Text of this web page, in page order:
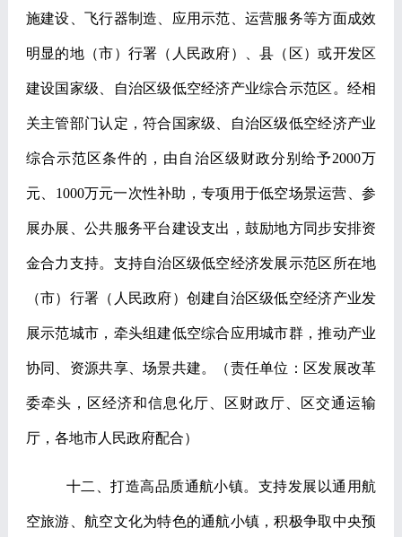
施建设、飞行器制造、应用示范、运营服务等方面成效
明显的地（市）行署（人民政府）、县（区）或开发区
建设国家级、自治区级低空经济产业综合示范区。经相
关主管部门认定，符合国家级、自治区级低空经济产业
综合示范区条件的，由自治区级财政分别给予2000万
元、 1000万元一次性补助，专项用于低空场景运营、参
展办展、公共服务平台建设支出，鼓励地方同步安排资
金合力支持。支持自治区级低空经济发展示范区所在地
（市）行署（人民政府）创建自治区级低空经济产业发
展示范城市，牵头组建低空综合应用城市群，推动产业
协同、资源共享、场景共建。 （责任单位：区发展改革
委牵头，区经济和信息化厅、区财政厅、区交通运输
厅，各地市人民政府配合）
十二、打造高品质通航小镇。 支持发展以通用航
空旅游、航空文化为特色的通航小镇，积极争取中央预